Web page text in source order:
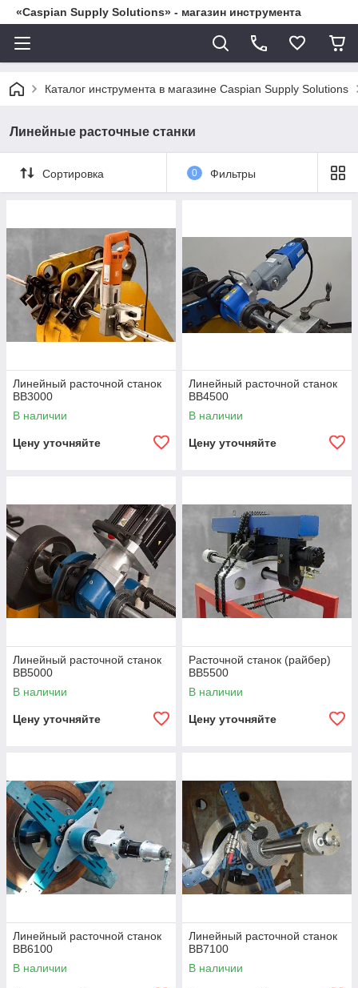
«Caspian Supply Solutions» - магазин инструмента
Каталог инструмента в магазине Caspian Supply Solutions
Линейные расточные станки
Сортировка 0 Фильтры
Линейный расточной станок
BB3000
В наличии
Цену уточняйте
Линейный расточной станок
BB4500
В наличии
Цену уточняйте
Линейный расточной станок
BB5000
В наличии
Цену уточняйте
Расточной станок (райбер)
BB5500
В наличии
Цену уточняйте
Линейный расточной станок
BB6100
В наличии
Линейный расточной станок
BB7100
В наличии